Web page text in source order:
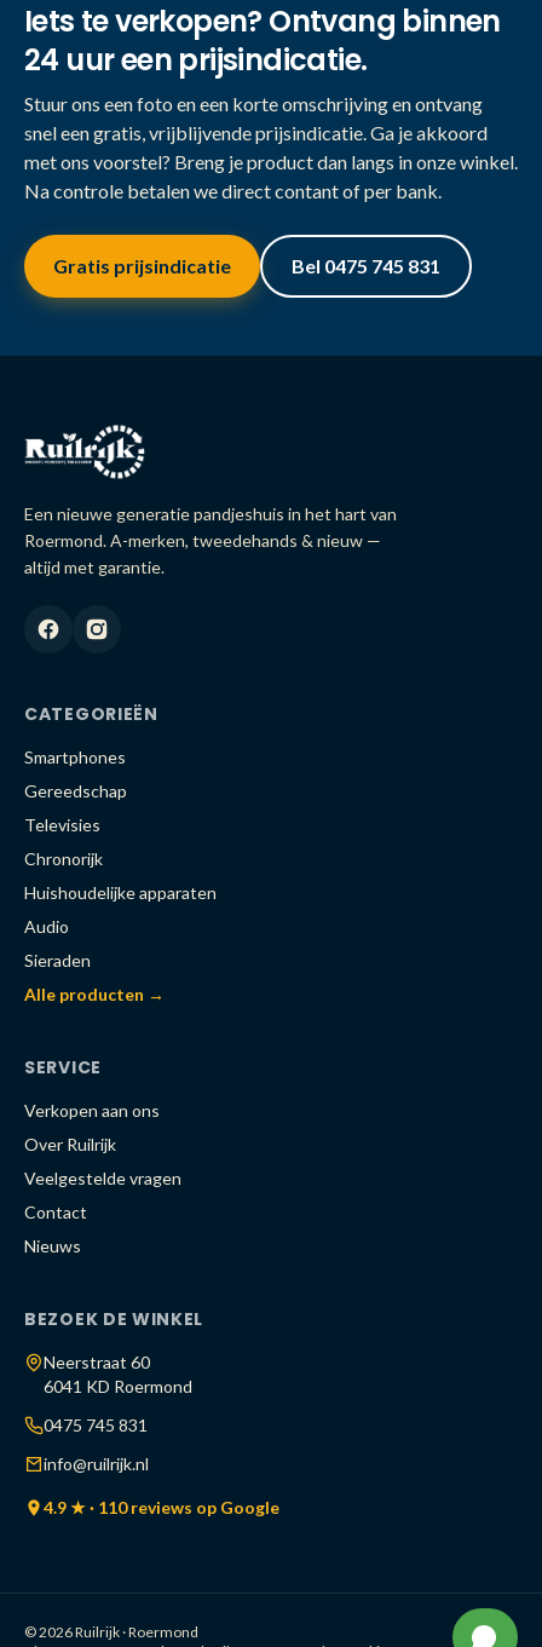
Iets te verkopen? Ontvang binnen
24 uur een prijsindicatie.
Stuur ons een foto en een korte omschrijving en ontvang
snel een gratis, vrijblijvende prijsindicatie. Ga je akkoord
met ons voorstel? Breng je product dan langs in onze winkel.
Na controle betalen we direct contant of per bank.
Gratis prijsindicatie Bel 0475 745 831
Een nieuwe generatie pandjeshuis in het hart van
Roermond. A-merken, tweedehands & nieuw —
altijd met garantie.
CATEGORIEËN
Smartphones
Gereedschap
Televisies
Chronorijk
Huishoudelijke apparaten
Audio
Sieraden
Alle producten →
SERVICE
Verkopen aan ons
Over Ruilrijk
Veelgestelde vragen
Contact
Nieuws
BEZOEK DE WINKEL
Neerstraat 60
6041 KD Roermond
0475 745 831
info@ruilrijk.nl
4.9 ★ · 110 reviews op Google
© 2026 Ruilrijk · Roermond